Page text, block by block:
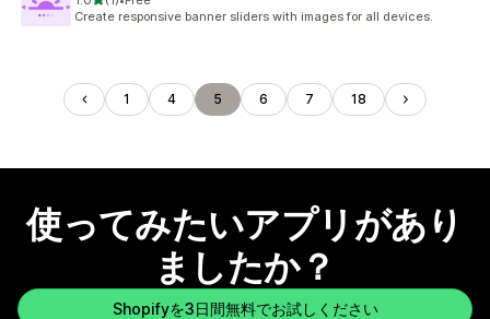
合計レビュー数：1件
Create responsive banner sliders with images for all devices.
1 4 5 6 7 18
使ってみたいアプリがあり
ましたか？
Shopifyを3日間無料でお試しください